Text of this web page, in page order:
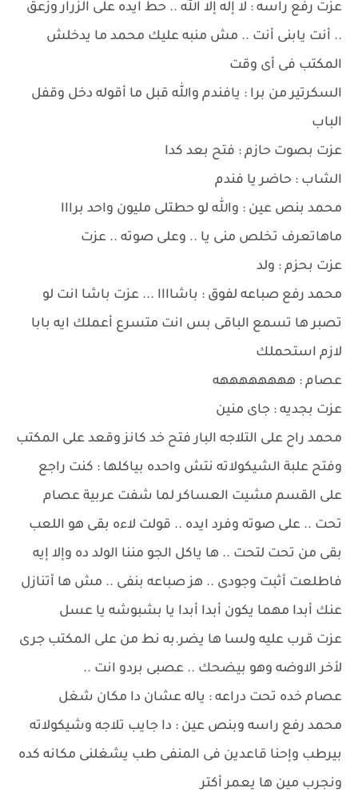
عزت رفع راسه : لا إله إلا الله .. حط ايده على الزرار وزعق
.. أنت يابنى أنت .. مش منبه عليك محمد ما يدخلش
المكتب فى أى وقت
السكرتير من برا : يافندم والله قبل ما أقوله دخل وقفل
الباب
عزت بصوت حازم : فتح بعد كدا
الشاب : حاضر يا فندم
محمد بنص عين : والله لو حطتلى مليون واحد برااا
ماهاتعرف تخلص منى يا .. وعلى صوته .. عزت
عزت بحزم : ولد
محمد رفع صباعه لفوق : باشاااا ... عزت باشا انت لو
تصبر ها تسمع الباقى بس انت متسرع أعملك ايه بابا
لازم استحملك
عصام : ههههههههه
عزت بجديه : جاى منين
محمد راح على التلاجه البار فتح خد كانز وقعد على المكتب
وفتح علبة الشيكولاته نتش واحده بياكلها : كنت راجع
على القسم مشيت العساكر لما شفت عربية عصام
تحت .. على صوته وفرد ايده .. قولت لاءه بقى هو اللعب
بقى من تحت لتحت .. ها ياكل الجو مننا الولد ده وإلا إيه
فاطلعت أثبت وجودى .. هز صباعه بنفى .. مش ها أتنازل
عنك أبدا مهما يكون أبدا أبدا يا بشبوشه يا عسل
عزت قرب عليه ولسا ها يضر.به نط من على المكتب جرى
لأخر الاوضه وهو بيضحك .. عصبى بردو انت ..
عصام خده تحت دراعه : ياله عشان دا مكان شغل
محمد رفع راسه وبنص عين : دا جايب تلاجه وشيكولاته
بيرطب وإحنا قاعدين فى المنفى طب يشغلنى مكانه كده
ونجرب مين ها يعمر أكتر